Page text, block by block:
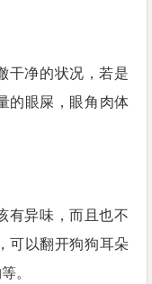
干净的状况，若是
的眼屎，眼角肉体
有异味，而且也不
可以翻开狗狗耳朵
。